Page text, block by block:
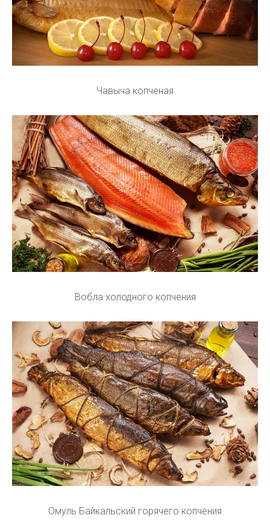
Чавыча копченая
Вобла холодного копчения
Омуль Байкальский горячего копчения